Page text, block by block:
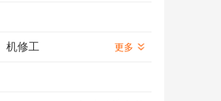
机修工
更多